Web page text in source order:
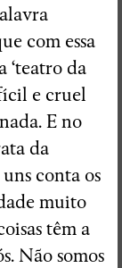
com essa
‘teatro da
e cruel
E no
da
conta os
muito
têm a
Não somos